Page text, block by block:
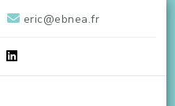
eric@ebnea.fr